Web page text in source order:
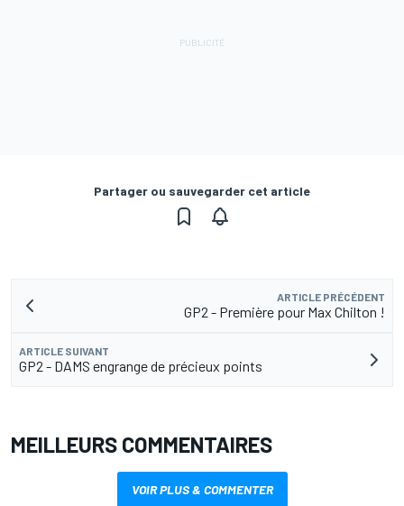
Partager ou sauvegarder cet article
ARTICLE PRÉCÉDENT
GP2 - Première pour Max Chilton !
ARTICLE SUIVANT
GP2 - DAMS engrange de précieux points
MEILLEURS COMMENTAIRES
VOIR PLUS & COMMENTER